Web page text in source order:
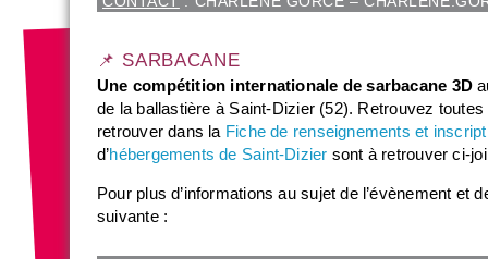
📌 SARBACANE
Une compétition internationale de sarbacane 3D
de la ballastière à Saint-Dizier (52). Retrouvez
retrouver dans la Fiche de renseignements et
d’hébergements de Saint-Dizier sont à retrouver ci-
Pour plus d’informations au sujet de l’évènement et
suivante :